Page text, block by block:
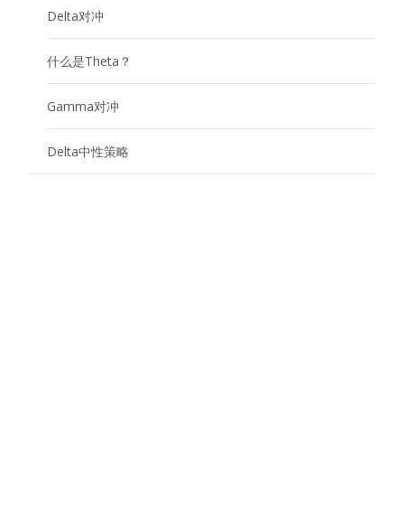
Delta对冲
什么是Theta？
Gamma对冲
Delta中性策略